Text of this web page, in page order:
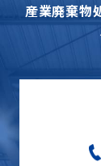
産業廃棄物